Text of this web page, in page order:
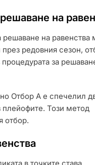
на
решаване на
редовния сезон,
за
Отбор А е спечелил
Този метод
отбор.